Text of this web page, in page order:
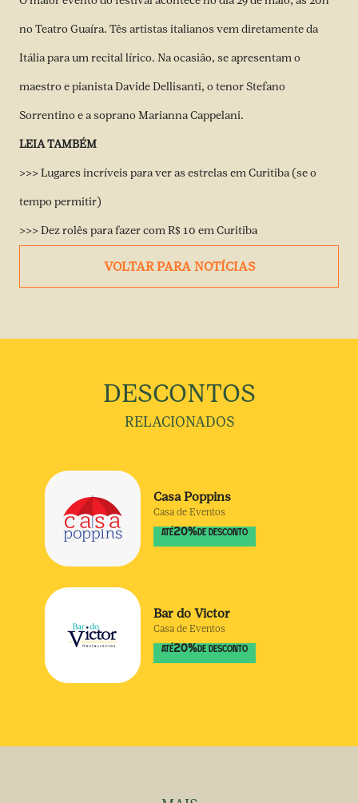
no Teatro Guaíra. Tês artistas italianos vem diretamente da
Itália para um recital lírico. Na ocasião, se apresentam o
maestro e pianista Davide Dellisanti, o tenor Stefano
Sorrentino e a soprano Marianna Cappelani.
LEIA TAMBÉM
>>> Lugares incríveis para ver as estrelas em Curitiba (se o
tempo permitir)
>>> Dez rolês para fazer com R$ 10 em Curitiba
VOLTAR PARA NOTÍCIAS
DESCONTOS
RELACIONADOS
Casa Poppins
Casa de Eventos
ATÉ20% DE DESCONTO
Bar do Victor
Casa de Eventos
ATÉ20% DE DESCONTO